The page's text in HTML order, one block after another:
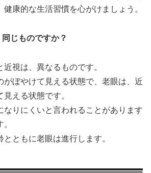
康的な生活習慣を心がけましょう。
じものですか？
近視は、異なるものです。
がぼやけて見える状態で、老眼は、近
える状態です。
なりにくいと言われることがあります
ともに老眼は進行します。